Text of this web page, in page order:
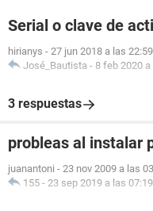
Serial o clave de
hirianys - 27 jun 2018 a las 22:59
José_Bautista - 8 feb 2020 a
3 respuestas
probleas al instalar
juanantoni - 23 nov 2009 a las
155 - 23 sep 2019 a las 07:19